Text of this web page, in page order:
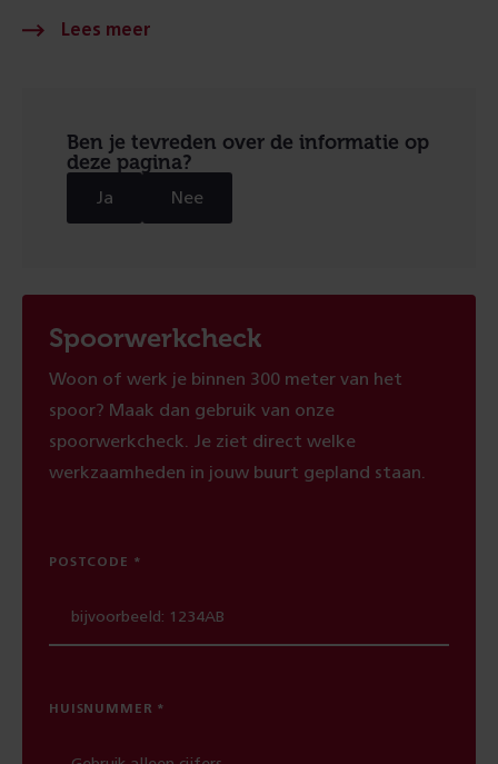
Ben je tevreden over de informatie op
deze pagina?
Ja Nee
Spoorwerkcheck
Woon of werk je binnen 300 meter van het
spoor? Maak dan gebruik van onze
spoorwerkcheck. Je ziet direct welke
werkzaamheden in jouw buurt gepland staan.
POSTCODE
HUISNUMMER